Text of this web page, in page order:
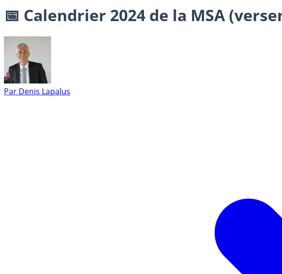
📅 Calendrier 2024 de la MSA
Par Denis Lapalus